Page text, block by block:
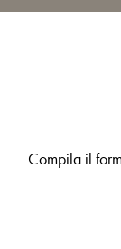
Compila il